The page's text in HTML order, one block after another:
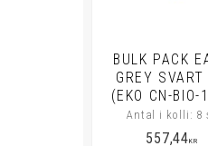
BULK PACK
GREY SVART
(EKO CN-BIO-
Antal i kolli: 8
557,44KR